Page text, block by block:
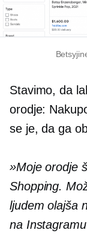
Stavimo, da
orodje:
se je, da ga
»Moje orodje
Shopping.
ljudem olajša
na